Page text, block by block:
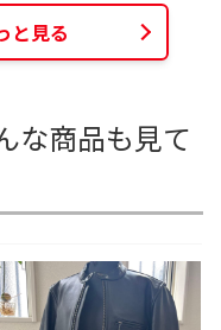
と見る
な商品も見て